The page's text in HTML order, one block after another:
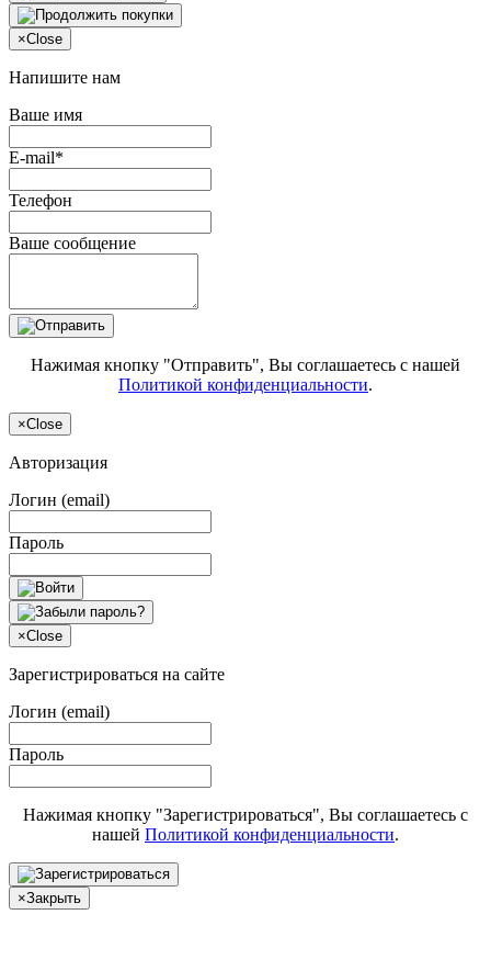
×Close
Напишите нам
Ваше имя
E-mail*
Телефон
Ваше сообщение
Нажимая кнопку "Отправить", Вы соглашаетесь с нашей
Политикой конфиденциальности.
×Close
Авторизация
Логин (email)
Пароль
×Close
Зарегистрироваться на сайте
Логин (email)
Пароль
Нажимая кнопку "Зарегистрироваться", Вы соглашаетесь с
нашей Политикой конфиденциальности.
×Закрыть